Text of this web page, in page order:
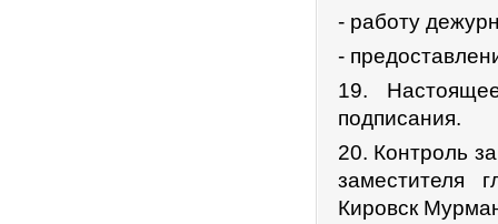
- работу
-
19.
подписания.
20. Контроль
заместителя
Кировск